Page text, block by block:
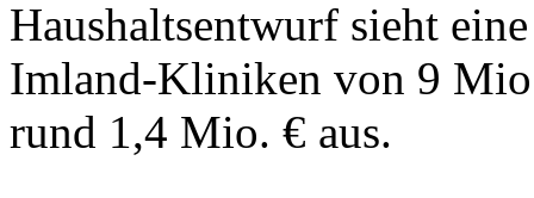
Haushaltsentwurf sieht
Imland-Kliniken von 9
rund 1,4 Mio. € aus.